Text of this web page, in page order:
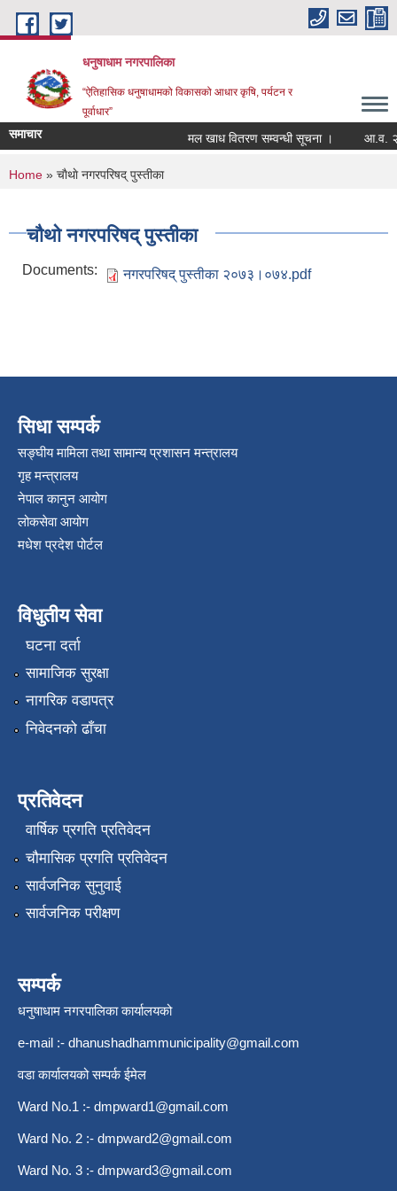
Skip to main content
धनुषाधाम नगरपालिका
“ऐतिहासिक धनुषाधामको विकासको आधार कृषि, पर्यटन र
पूर्वाधार”
समाचार मल खाध वितरण सम्वन्धी सूचना । आ.व.
You are here
Home » चाैथाे नगरपरिषद् पुस्तीका
चाैथाे नगरपरिषद् पुस्तीका
Documents: नगरपरिषद् पुस्तीका २०७३।०७४.pdf
सिधा सम्पर्क
सङ्घीय मामिला तथा सामान्य प्रशासन मन्त्रालय
गृह मन्त्रालय
नेपाल कानुन आयोग
लोकसेवा आयोग
मधेश प्रदेश पोर्टल
विधुतीय सेवा
घटना दर्ता
सामाजिक सुरक्षा
नागरिक वडापत्र
निवेदनको ढाँचा
प्रतिवेदन
वार्षिक प्रगति प्रतिवेदन
चौमासिक प्रगति प्रतिवेदन
सार्वजनिक सुनुवाई
सार्वजनिक परीक्षण
सम्पर्क
धनुषाधाम नगरपालिका कार्यालयको
e-mail :- dhanushadhammunicipality@gmail.com
वडा कार्यालयको सम्पर्क ईमेल
Ward No.1 :- dmpward1@gmail.com
Ward No. 2 :- dmpward2@gmail.com
Ward No. 3 :- dmpward3@gmail.com